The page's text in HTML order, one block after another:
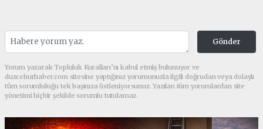
Gönder
Yorum yazarak Topluluk Kuralları’nı kabul etmiş bulunuyor ve
duzcehurhaber.com sitesine yaptığınız yorumunuzla ilgili doğrudan veya dolaylı
tüm sorumluluğu tek başınıza üstleniyorsunuz. Yazılan tüm yorumlardan site
yönetimi hiçbir şekilde sorumlu tutulamaz.